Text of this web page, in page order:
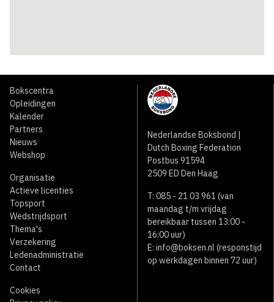
Bokscentra
Opleidingen
Kalender
Partners
Nieuws
Webshop
Organisatie
Actieve licenties
Topsport
Wedstrijdsport
Thema's
Verzekering
Ledenadministratie
Contact
Cookies
Nederlandse Boksbond |
Dutch Boxing Federation
Postbus 91594
2509 ED Den Haag
T: 085 - 21 03 961 (van
maandag t/m vrijdag
bereikbaar tussen 13:00 -
16:00 uur)
E: info@boksen.nl (responstijd
op werkdagen binnen 72 uur)